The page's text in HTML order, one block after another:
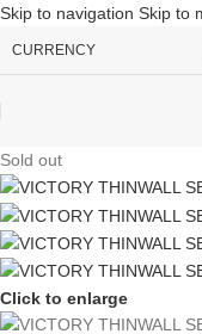
Skip to navigation Skip to
CURRENCY
Sold out
Click to enlarge